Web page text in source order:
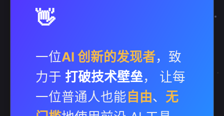
👋
一位AI 创新的发现者，致
力于 打破技术壁垒， 让每
一位普通人也能自由、 无